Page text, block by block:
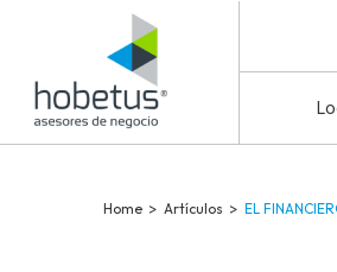
Home > Artículos > EL